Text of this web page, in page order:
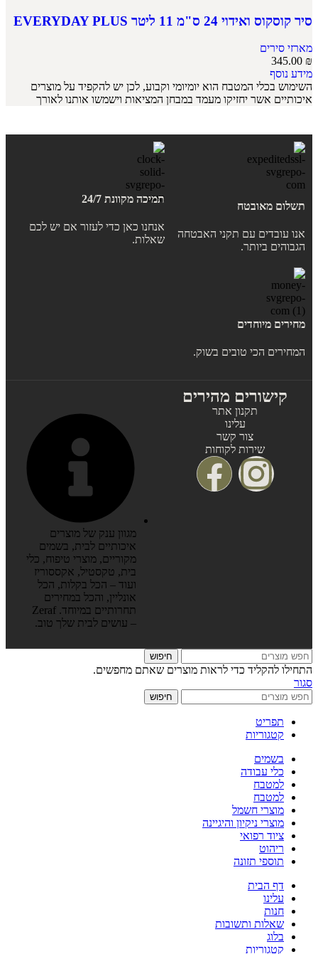
סיר קוסקוס ואידוי 24 ס"מ 11 ליטר EVERYDAY PLUS
מארזי סירים
345.00 ₪
מידע נוסף
השימוש בכלי המטבח הוא יומיומי וקבוע, לכן יש להקפיד על מוצרים
איכותיים אשר יחזיקו מעמד במבחן המציאות וישמשו אותנו לאורך
תשלום מאובטח
אנו עובדים עם תקני האבטחה
הגבוהים ביותר.
תמיכה מקוונת 24/7
אנחנו כאן כדי לעזור אם יש לכם
שאלות.
מחירים מיוחדים
המחירים הכי טובים בשוק.
קישורים מהירים
תקנון אתר
עלינו
צור קשר
שירות לקוחות
מגוון ענק של מוצרים
איכותיים לבית, בשמים
מקוריים, מוצרי טיפוח, כלי
בית, טקסטיל, אקססוריז
ועוד – הכל בקלות, הכל
אונליין, והכל במחירים
תחרותיים במיוחד. Zeraf
– עושים לבית שלך טוב.
חיפוש
התחילו להקליד כדי לראות מוצרים שאתם מחפשים.
סגור
חיפוש
תפריט
קטגוריות
בשמים
כלי עבודה
למטבח
למטבח
מוצרי חשמל
מוצרי ניקיון והיגיינה
ציוד רפואי
ריהוט
תוספי תזונה
דף הבית
עלינו
חנות
שאלות ותשובות
בלוג
קטגוריות